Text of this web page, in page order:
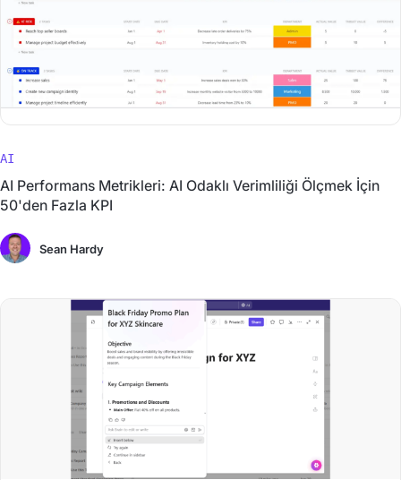
AI
AI Performans Metrikleri: AI Odaklı Verimliliği Ölçmek İçin
50'den Fazla KPI
Sean Hardy